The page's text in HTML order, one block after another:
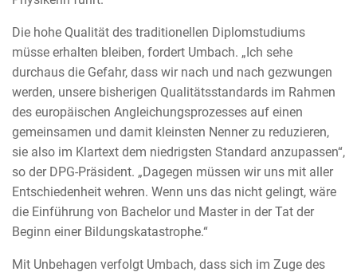
Die hohe Qualität des traditionellen Diplomstudiums
müsse erhalten bleiben, fordert Umbach. „Ich sehe
durchaus die Gefahr, dass wir nach und nach gezwungen
werden, unsere bisherigen Qualitätsstandards im Rahmen
des europäischen Angleichungsprozesses auf einen
gemeinsamen und damit kleinsten Nenner zu reduzieren,
sie also im Klartext dem niedrigsten Standard anzupassen“,
so der DPG-Präsident. „Dagegen müssen wir uns mit aller
Entschiedenheit wehren. Wenn uns das nicht gelingt, wäre
die Einführung von Bachelor und Master in der Tat der
Beginn einer Bildungskatastrophe.“
Mit Unbehagen verfolgt Umbach, dass sich im Zuge des